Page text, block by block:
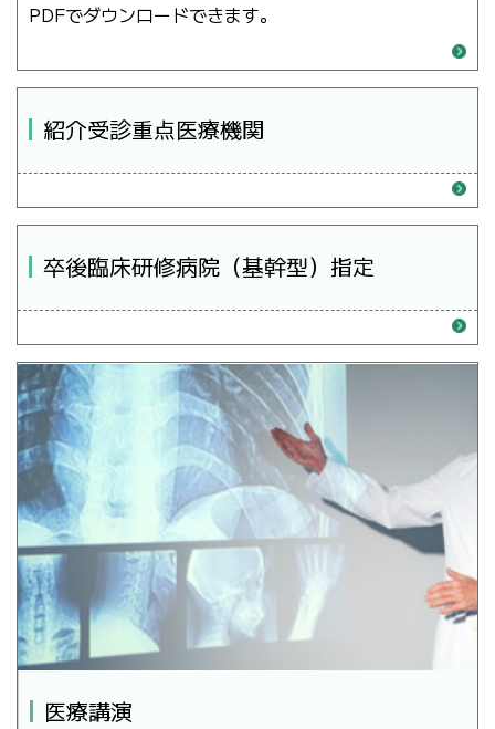
PDFでダウンロードできます。
紹介受診重点医療機関
卒後臨床研修病院（基幹型）指定
医療講演